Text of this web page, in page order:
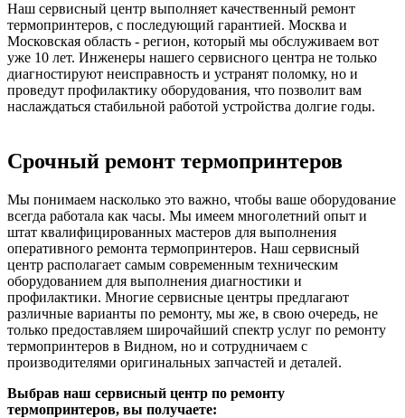
Наш сервисный центр выполняет качественный ремонт
термопринтеров, с последующий гарантией. Москва и
Московская область - регион, который мы обслуживаем вот
уже 10 лет. Инженеры нашего сервисного центра не только
диагностируют неисправность и устранят поломку, но и
проведут профилактику оборудования, что позволит вам
наслаждаться стабильной работой устройства долгие годы.
Срочный ремонт термопринтеров
Мы понимаем насколько это важно, чтобы ваше оборудование
всегда работала как часы. Мы имеем многолетний опыт и
штат квалифицированных мастеров для выполнения
оперативного ремонта термопринтеров. Наш сервисный
центр располагает самым современным техническим
оборудованием для выполнения диагностики и
профилактики. Многие сервисные центры предлагают
различные варианты по ремонту, мы же, в свою очередь, не
только предоставляем широчайший спектр услуг по ремонту
термопринтеров в Видном, но и сотрудничаем с
производителями оригинальных запчастей и деталей.
Выбрав наш сервисный центр по ремонту
термопринтеров, вы получаете: